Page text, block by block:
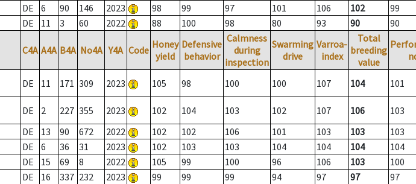
DE 6 90 146 2023 98 99 97 101 106 102
99
DE 11 3 60 2022 88 100 98 80 93 90 90
C4A A4A B4A No4A Y4A Code Honey
yield
Defensive
behavior
Calmness
during
inspection
Swarming
drive
Varroa-
index
Total
breeding
value
DE 11 171 309 2023 105 98 100 100 107 104 101
DE 2 227 355 2023 102 104 103 102 107 106
103
DE 13 90 672 2022 102 102 106 101 103 103
103
DE 6 36 31 2023 102 103 103 104 104 104
104
DE 15 69 8 2022 105 99 100 96 106 103
100
DE 16 337 232 2023 99 99 99 94 97 97
97